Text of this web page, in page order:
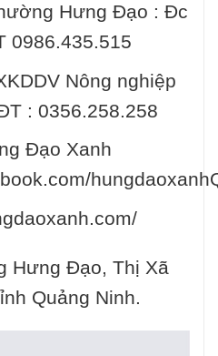
Hưng Đạo : Đc
0986.435.515
Nông nghiệp
: 0356.258.258
Đạo Xanh
Hưng Đạo, Thị Xã
Quảng Ninh.